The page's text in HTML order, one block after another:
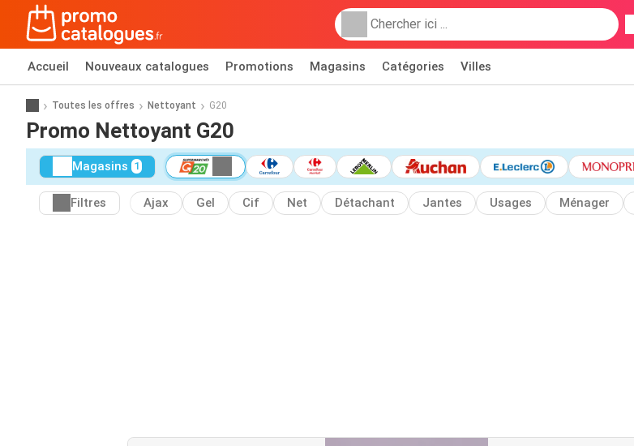
Accueil Nouveaux catalogues Promotions Magasins Catégories Villes
Toutes les offres Nettoyant G20
Promo Nettoyant G20
Magasins 1
Filtres Ajax Gel Cif Net Détachant Jantes Usages Ménager